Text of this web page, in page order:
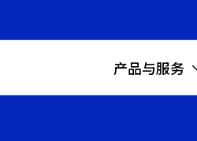
产品与服务